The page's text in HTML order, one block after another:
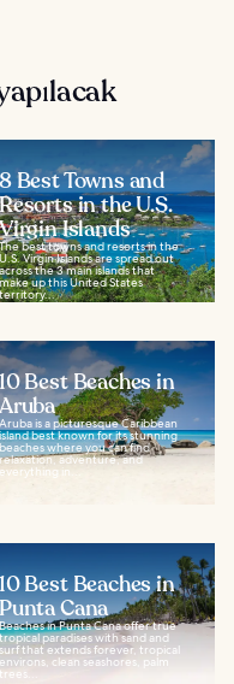
8 Best Towns and
in the U.S.
Islands
best towns and resorts in the
Virgin Islands are spread out
the 3 main islands that
up this United States
Best Beaches in
Aruba
Aruba is a picturesque Caribbean
best known for its stunning
where you can find
adventure, and
everything in...
Best Beaches in
Cana
in Punta Cana offer true
paradises with sand and
that extends forever, tropical
environs, clean seashores, palm
trees...